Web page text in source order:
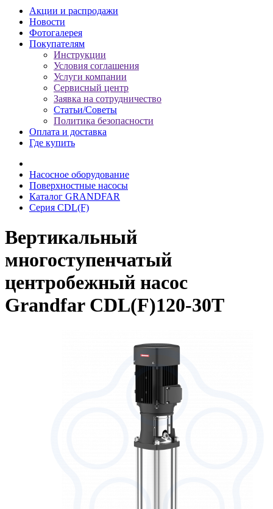
Акции и распродажи
Новости
Фотогалерея
Покупателям
Инструкции
Условия соглашения
Услуги компании
Сервисный центр
Заявка на сотрудничество
Статьи/Советы
Политика безопасности
Оплата и доставка
Где купить
Насосное оборудование
Поверхностные насосы
Каталог GRANDFAR
Серия CDL(F)
Вертикальный
многоступенчатый
центробежный насос
Grandfar CDL(F)120-30T